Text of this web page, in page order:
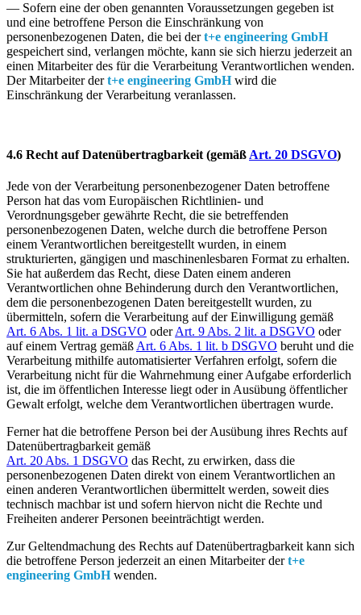
— Sofern eine der oben genannten Voraussetzungen gegeben ist
und eine betroffene Person die Einschränkung von
personenbezogenen Daten, die bei dert+e engineering GmbH
gespeichert sind, verlangen möchte, kann sie sich hierzu jederzeit an
einen Mitarbeiter des für die Verarbeitung Verantwortlichen wenden.
Der Mitarbeiter dert+e engineering GmbHwird die
Einschränkung der Verarbeitung veranlassen.
4.6 Recht auf Datenübertragbarkeit (gemäß Art. 20 DSGVO)
Jede von der Verarbeitung personenbezogener Daten betroffene
Person hat das vom Europäischen Richtlinien- und
Verordnungsgeber gewährte Recht, die sie betreffenden
personenbezogenen Daten, welche durch die betroffene Person
einem Verantwortlichen bereitgestellt wurden, in einem
strukturierten, gängigen und maschinenlesbaren Format zu erhalten.
Sie hat außerdem das Recht, diese Daten einem anderen
Verantwortlichen ohne Behinderung durch den Verantwortlichen,
dem die personenbezogenen Daten bereitgestellt wurden, zu
übermitteln, sofern die Verarbeitung auf der Einwilligung gemäß
Art. 6 Abs. 1 lit. a DSGVO oderArt. 9 Abs. 2 lit. a DSGVO oder
auf einem Vertrag gemäß Art. 6 Abs. 1 lit. b DSGVO beruht und die
Verarbeitung mithilfe automatisierter Verfahren erfolgt, sofern die
Verarbeitung nicht für die Wahrnehmung einer Aufgabe erforderlich
ist, die im öffentlichen Interesse liegt oder in Ausübung öffentlicher
Gewalt erfolgt, welche dem Verantwortlichen übertragen wurde.
Ferner hat die betroffene Person bei der Ausübung ihres Rechts auf
Datenübertragbarkeit gemäß
Art. 20 Abs. 1 DSGVO das Recht, zu erwirken, dass die
personenbezogenen Daten direkt von einem Verantwortlichen an
einen anderen Verantwortlichen übermittelt werden, soweit dies
technisch machbar ist und sofern hiervon nicht die Rechte und
Freiheiten anderer Personen beeinträchtigt werden.
Zur Geltendmachung des Rechts auf Datenübertragbarkeit kann sich
die betroffene Person jederzeit an einen Mitarbeiter der t+e
engineering GmbHwenden.